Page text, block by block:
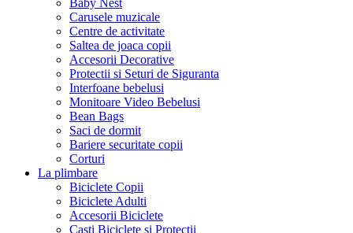
Baby Nest
Carusele muzicale
Centre de activitate
Saltea de joaca copii
Accesorii Decorative
Protectii si Seturi de Siguranta
Interfoane bebelusi
Monitoare Video Bebelusi
Bean Bags
Saci de dormit
Bariere securitate copii
Corturi
La plimbare
Biciclete Copii
Biciclete Adulti
Accesorii Biciclete
Casti Biciclete si Protectii